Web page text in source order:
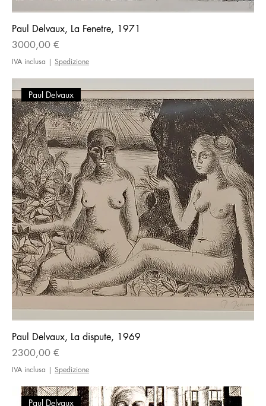
Paul Delvaux, La Fenetre, 1971
Prezzo
3000,00 €
IVA inclusa | Spedizione
Paul Delvaux
Paul Delvaux, La dispute, 1969
Prezzo
2300,00 €
IVA inclusa | Spedizione
Paul Delvaux